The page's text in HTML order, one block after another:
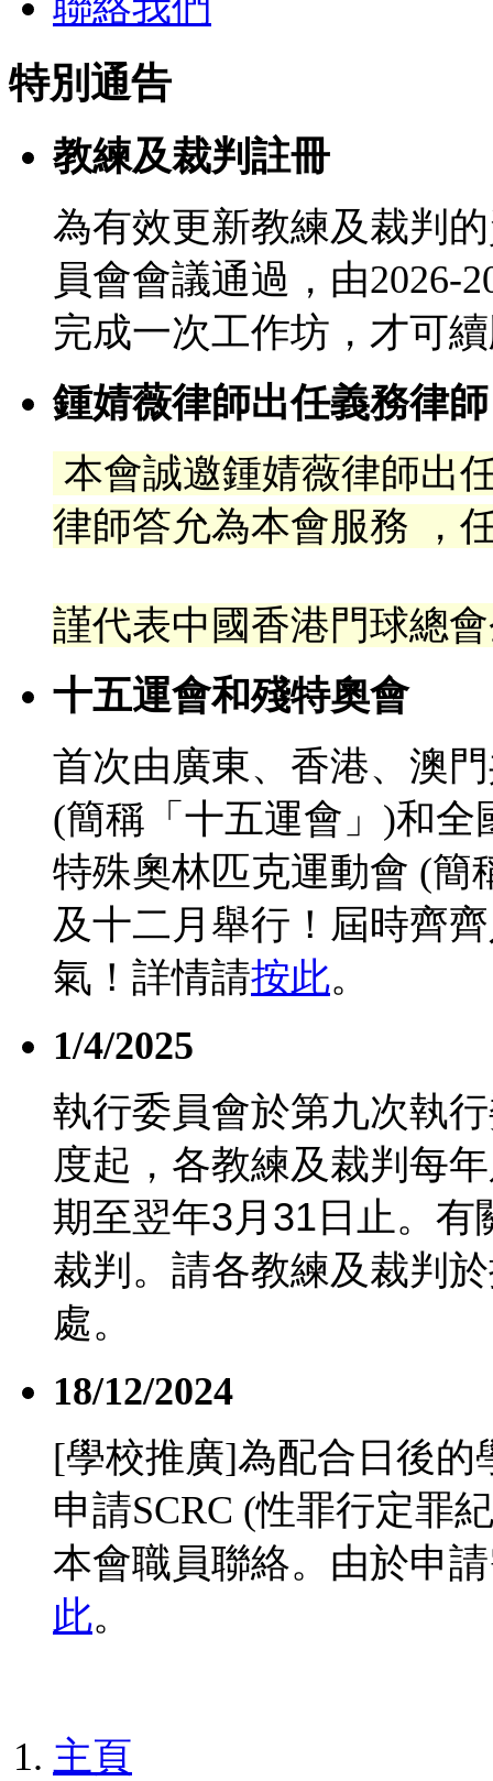
特別通告
教練及裁判註冊
為有效更新教練及裁判
員會會議通過，由2026-
完成一次工作坊，才可
鍾婧薇律師出任義務律師
本會誠邀鍾婧薇律師出
律師答允為本會服務 ，
謹代表中國香港門球總
十五運會和殘特奧會
首次由廣東、香港、澳
(簡稱「十五運會」)和
特殊奧林匹克運動會 (簡
及十二月舉行！屆時齊
氣！詳情請按此。
1/4/2025
執行委員會於第九次執
度起，各教練及裁判每
期至翌年3月 31 日止。
裁判。請各教練及裁判
處。
18/12/2024
[學校推廣]為配合日後的
申請SCRC (性罪行定罪
本會職員聯絡。由於申
此。
主頁